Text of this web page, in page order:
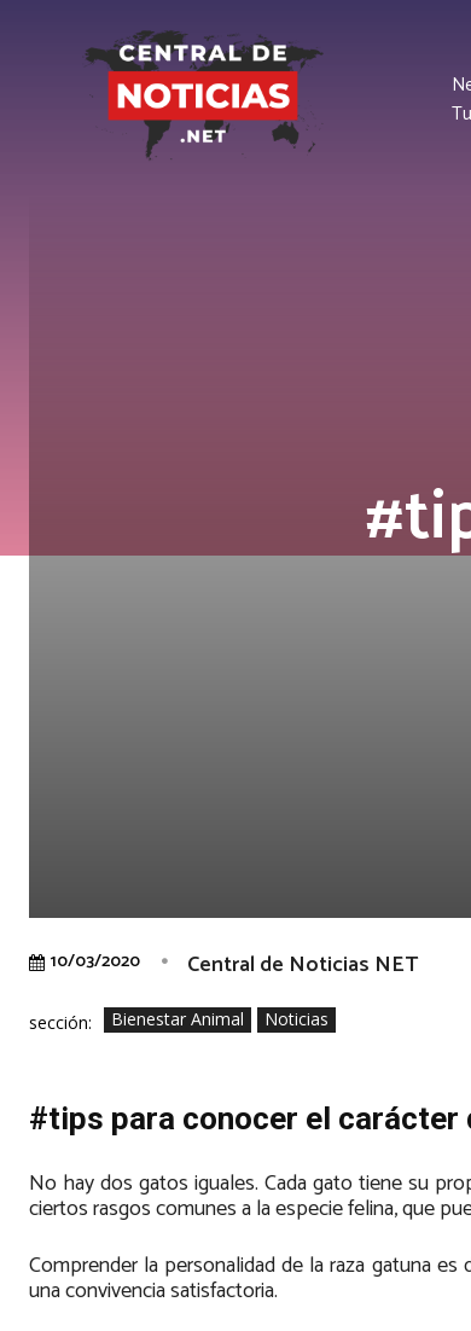
10/03/2020 Central de Noticias NET
sección: Bienestar Animal Noticias
#tips para conocer el carácter
No hay dos gatos iguales. Cada gato tiene su
ciertos rasgos comunes a la especie felina, que
Comprender la personalidad de la raza gatuna
una convivencia satisfactoria.